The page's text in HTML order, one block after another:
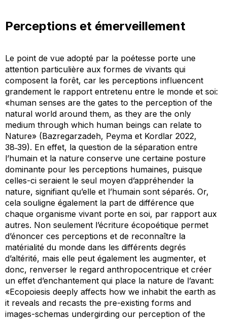
Perceptions et émerveillement
Le point de vue adopté par la poétesse porte une
attention particulière aux formes de vivants qui
composent la forêt, car les perceptions influencent
grandement le rapport entretenu entre le monde et soi:
«human senses are the gates to the perception of the
natural world around them, as they are the only
medium through which human beings can relate to
Nature» (Bazregarzadeh, Peyma et Kordlar 2022,
38‑39). En effet, la question de la séparation entre
l’humain et la nature conserve une certaine posture
dominante pour les perceptions humaines, puisque
celles-ci seraient le seul moyen d’appréhender la
nature, signifiant qu’elle et l’humain sont séparés. Or,
cela souligne également la part de différence que
chaque organisme vivant porte en soi, par rapport aux
autres. Non seulement l’écriture écopoétique permet
d’énoncer ces perceptions et de reconnaître la
matérialité du monde dans les différents degrés
d’altérité, mais elle peut également les augmenter, et
donc, renverser le regard anthropocentrique et créer
un effet d’enchantement qui place la nature de l’avant:
«Ecopoiesis deeply affects how we inhabit the earth as
it reveals and recasts the pre-existing forms and
images-schemas undergirding our perception of the